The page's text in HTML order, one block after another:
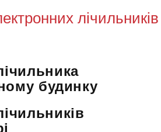
лічильників
будинку